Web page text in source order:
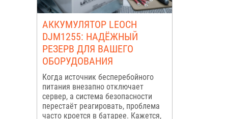
АККУМУЛЯТОР LEOCH
DJM1255: НАДЁЖНЫЙ
РЕЗЕРВ ДЛЯ ВАШЕГО
ОБОРУДОВАНИЯ
Когда источник бесперебойного
питания внезапно отключает
сервер, а система безопасности
перестаёт реагировать, проблема
часто кроется в батарее. Кажется,